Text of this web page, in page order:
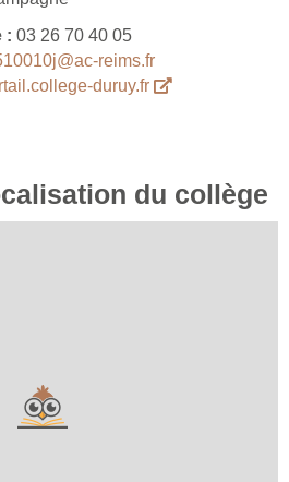
: 03 26 70 40 05
reims.fr
duruy.fr
du collège